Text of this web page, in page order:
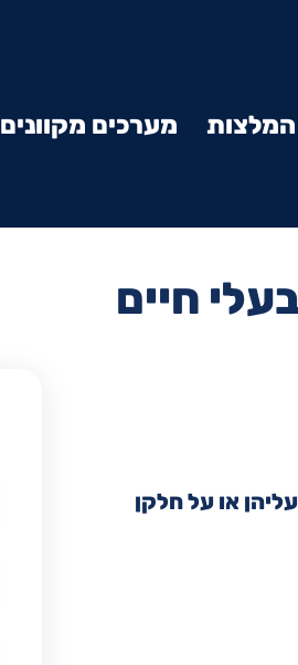
המלצות מערכים מקוונים
חיים
או על חלקן